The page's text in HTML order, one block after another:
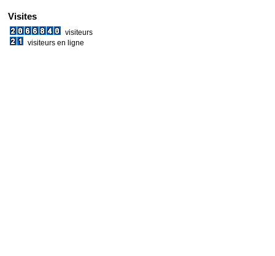
Visites
visiteurs
visiteurs en ligne